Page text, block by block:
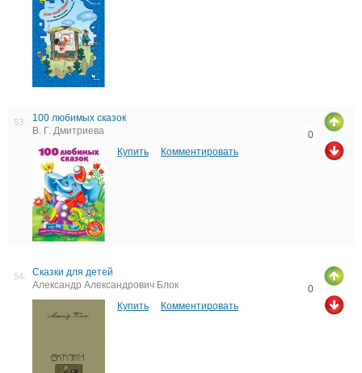
53.
100 любимых сказок
В. Г. Дмитриева
0
Купить
Комментировать
54.
Сказки для детей
Александр Александрович Блок
0
Купить
Комментировать